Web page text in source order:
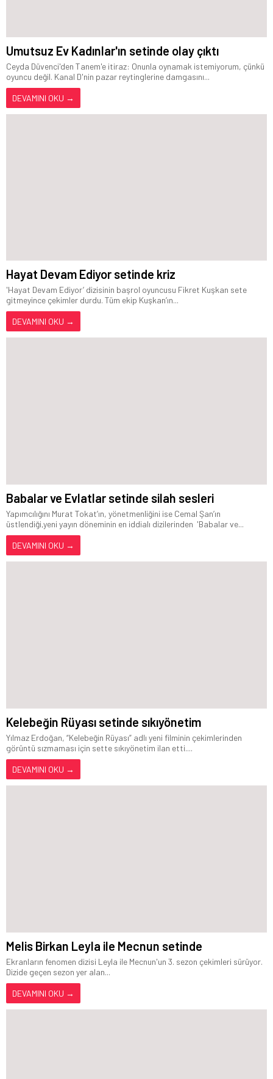
Umutsuz Ev Kadınlar'ın setinde olay çıktı
Ceyda Düvenci'den Tanem'e itiraz: Onunla oynamak istemiyorum, çünkü
oyuncu değil. Kanal D'nin pazar reytinglerine damgasını...
DEVAMINI OKU →
Hayat Devam Ediyor setinde kriz
'Hayat Devam Ediyor’ dizisinin başrol oyuncusu Fikret Kuşkan sete
gitmeyince çekimler durdu. Tüm ekip Kuşkan’ın...
DEVAMINI OKU →
Babalar ve Evlatlar setinde silah sesleri
Yapımcılığını Murat Tokat’ın, yönetmenliğini ise Cemal Şan’ın
üstlendiği,yeni yayın döneminin en iddialı dizilerinden 'Babalar ve...
DEVAMINI OKU →
Kelebeğin Rüyası setinde sıkıyönetim
Yılmaz Erdoğan, “Kelebeğin Rüyası” adlı yeni filminin çekimlerinden
görüntü sızmaması için sette sıkıyönetim ilan etti....
DEVAMINI OKU →
Melis Birkan Leyla ile Mecnun setinde
Ekranların fenomen dizisi Leyla ile Mecnun'un 3. sezon çekimleri sürüyor.
Dizide geçen sezon yer alan...
DEVAMINI OKU →